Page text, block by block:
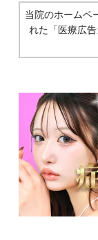
当院のホームペ
れた 「医療広